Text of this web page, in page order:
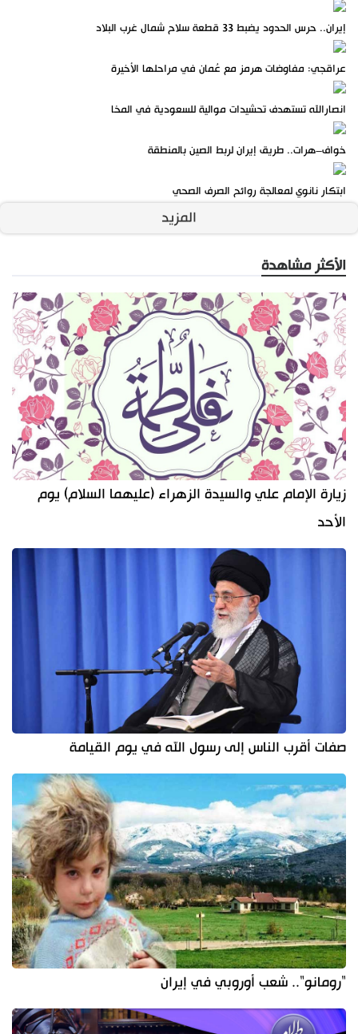
إيران.. حرس الحدود يضبط 33 قطعة سلاح شمال غرب البلاد
عراقجي: مفاوضات هرمز مع عُمان في مراحلها الأخيرة
انصارالله تستهدف تحشيدات موالية للسعودية في المخا
خواف–هرات.. طريق إيران لربط الصين بالمنطقة
ابتكار نانوي لمعالجة روائح الصرف الصحي
المزيد
الأكثر مشاهدة
زيارة الإمام علي والسيدة الزهراء (عليهما السلام) يوم
الأحد
صفات أقرب الناس إلى رسول الله في يوم القيامة
"رومانو".. شعب أوروبي في إيران